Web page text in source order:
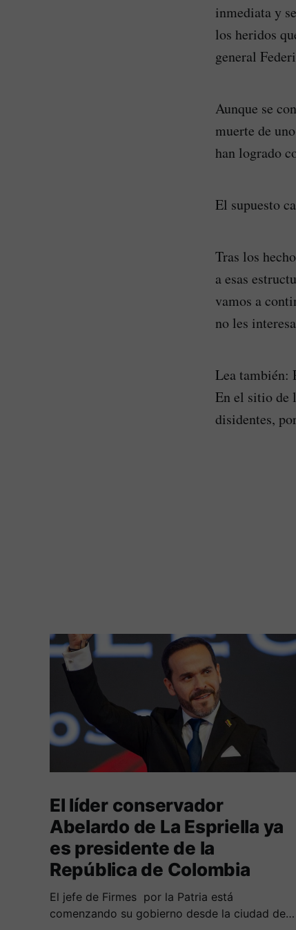
inmediata y
los heridos
general
Aunque se
muerte de
han logrado
El supuesto
Tras los
a esas
vamos a
no les
Lea también:
En el sitio de
disidentes,
El líder conservador
Abelardo de La Espriella ya
es presidente de la
República de Colombia
El jefe de Firmes por la Patria está
comenzando su gobierno desde la ciudad de